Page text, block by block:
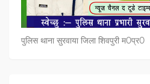
पुलिस थाना सुरवाया जिला शिवपुरी म0प्र0